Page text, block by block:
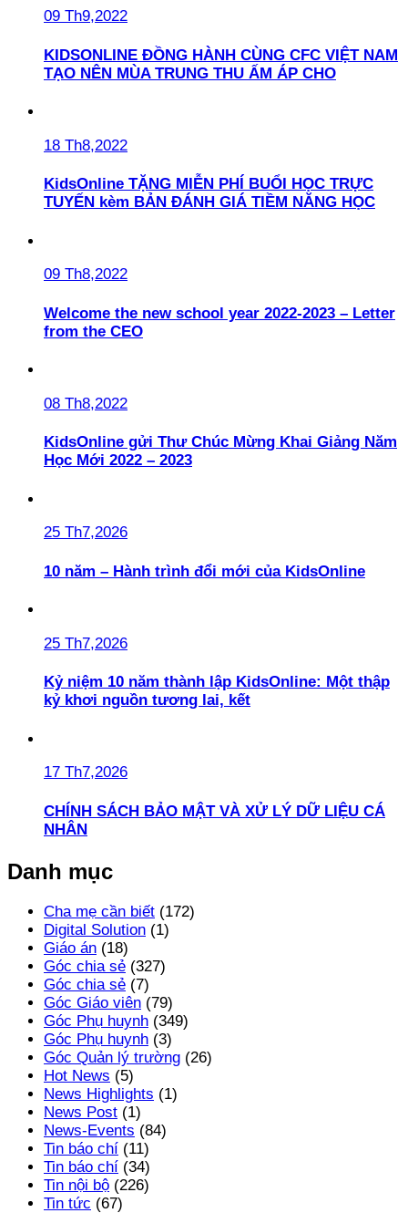
09 Th9,2022
KIDSONLINE ĐỒNG HÀNH CÙNG CFC VIỆT NAM
TẠO NÊN MÙA TRUNG THU ẤM ÁP CHO
18 Th8,2022
KidsOnline TẶNG MIỄN PHÍ BUỔI HỌC TRỰC
TUYẾN kèm BẢN ĐÁNH GIÁ TIỀM NĂNG HỌC
09 Th8,2022
Welcome the new school year 2022-2023 – Letter
from the CEO
08 Th8,2022
KidsOnline gửi Thư Chúc Mừng Khai Giảng Năm
Học Mới 2022 – 2023
25 Th7,2026
10 năm – Hành trình đổi mới của KidsOnline
25 Th7,2026
Kỷ niệm 10 năm thành lập KidsOnline: Một thập
kỷ khơi nguồn tương lai, kết
17 Th7,2026
CHÍNH SÁCH BẢO MẬT VÀ XỬ LÝ DỮ LIỆU CÁ
NHÂN
Danh mục
Cha mẹ cần biết (172)
Digital Solution (1)
Giáo án (18)
Góc chia sẻ (327)
Góc chia sẻ (7)
Góc Giáo viên (79)
Góc Phụ huynh (349)
Góc Phụ huynh (3)
Góc Quản lý trường (26)
Hot News (5)
News Highlights (1)
News Post (1)
News-Events (84)
Tin báo chí (11)
Tin báo chí (34)
Tin nội bộ (226)
Tin tức (67)